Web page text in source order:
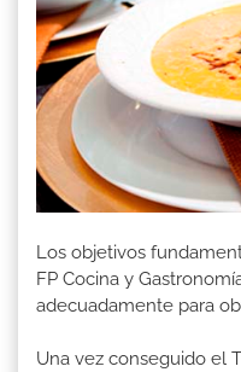
Los objetivos
FP Cocina y
adecuadamente para
Una vez conseguido el